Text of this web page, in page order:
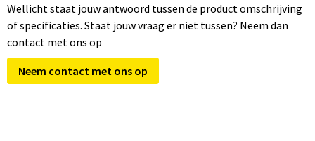
Wellicht staat jouw antwoord tussen de product omschrijving
of specificaties. Staat jouw vraag er niet tussen? Neem dan
contact met ons op
Neem contact met ons op